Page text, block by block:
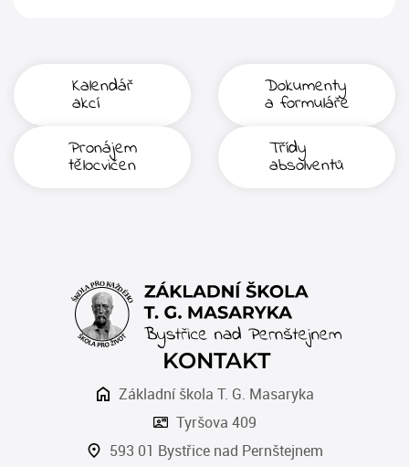
Kalendář
akcí
Dokumenty
a formuláře
Pronájem
tělocvičen
Třídy
absolventů
KONTAKT
Základní škola T. G. Masaryka
Tyršova 409
593 01 Bystřice nad Pernštejnem